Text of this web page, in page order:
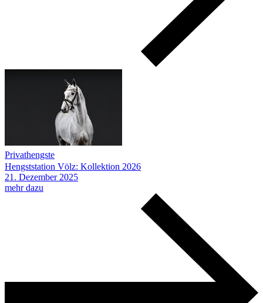
Privathengste
Hengststation Völz: Kollektion 2026
21. Dezember 2025
mehr dazu